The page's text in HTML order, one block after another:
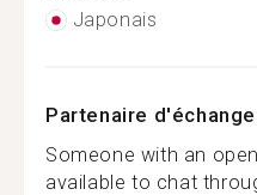
Japonais
Partenaire
Someone with an
available to chat